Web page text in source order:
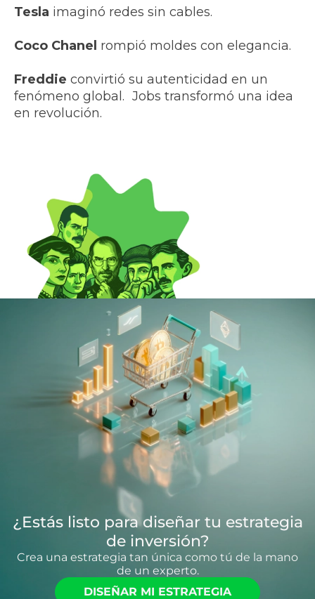
Tesla imaginó redes sin cables.
Coco Chanel rompió moldes con elegancia.
Freddie convirtió su autenticidad en un
fenómeno global. Jobs transformó una idea
en revolución.
¿Estás listo para diseñar tu estrategia
de inversión?
Crea una estrategia tan única como tú de la mano
de un experto.
DISEÑAR MI ESTRATEGIA